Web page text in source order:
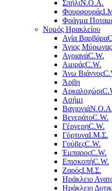
ΣπήλιΝ.Ο.Α.
Φουρφουράς
Φράγμα
Νομός Ηρακλείου
Αγία Βαρβάρα
Άγιος Μύρωνας
ΑγριανάC.W.
ΑμιράςC.W.
Άνω Βιάννος
Άρβη
Αρκαλοχώρι
Ασήμι
Βαγιονιά
ΒενεράτοC.W.
ΓέργερηC.W.
ΓόρτυναΙ.Μ.Σ.
ΓούβεςC.W.
ΈμπαροςC.W.
ΕπισκοπήC.W.
ΖαρόςΙ.Μ.Σ.
Ηράκλειο
Ηράκλειο